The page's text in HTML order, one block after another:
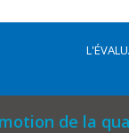
de la